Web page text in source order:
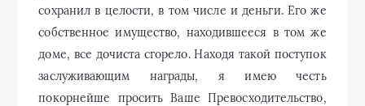
сохранил в целости, в том числе и деньги. Его же
собственное имущество, находившееся в том же
доме, все дочиста сгорело. Находя такой поступок
заслуживающим награды, я имею честь
покорнейше просить Ваше Превосходительство,